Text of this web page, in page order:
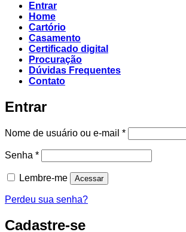
Entrar
Home
Cartório
Casamento
Certificado digital
Procuração
Dúvidas Frequentes
Contato
Entrar
Nome de usuário ou e-mail *Obrigatório
Senha *Obrigatório
Lembre-me Acessar
Perdeu sua senha?
Cadastre-se